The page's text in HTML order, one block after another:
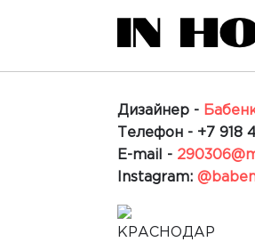
Дизайнер -
Телефон - +7 918
E-mail -
Instagram:
КРАСНОДАР